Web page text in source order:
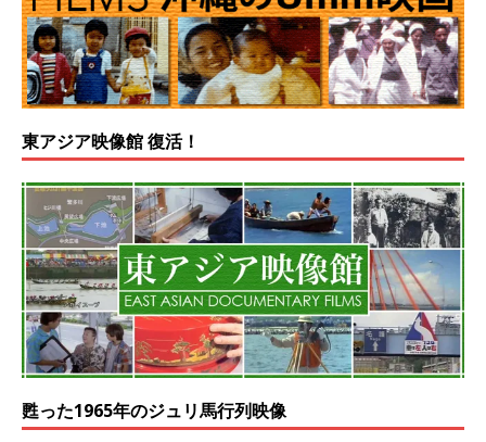
東アジア映像館 復活！
甦った1965年のジュリ馬行列映像